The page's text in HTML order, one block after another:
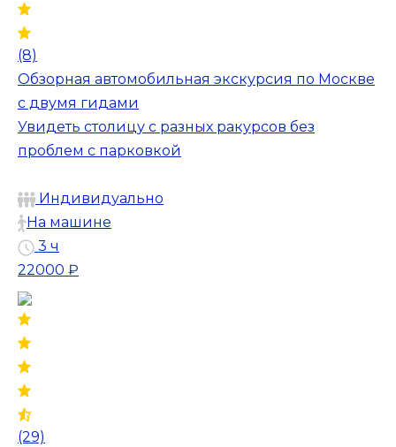
(8)
Обзорная автомобильная экскурсия по Москве
с двумя гидами
Увидеть столицу с разных ракурсов без
проблем с парковкой
Индивидуально
На машине
3 ч
22000 ₽
(29)